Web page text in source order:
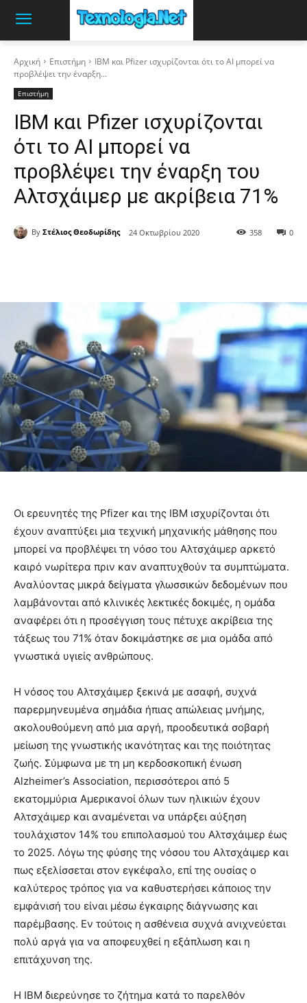
Αρχική Επιστήμη
IBM και Pfizer ισχυρίζονται ότι το AI μπορεί να
προβλέψει την έναρξη...
Επιστήμη
IBM και Pfizer ισχυρίζονται
ότι το AI μπορεί να
προβλέψει την έναρξη του
Αλτσχάιμερ με ακρίβεια 71%
By Στέλιος Θεοδωρίδης 24 Οκτωβρίου 2020 0
358
Οι ερευνητές της Pfizer και της IBM ισχυρίζονται ότι
έχουν αναπτύξει μια τεχνική μηχανικής μάθησης που
μπορεί να προβλέψει τη νόσο του Αλτσχάιμερ αρκετό
καιρό νωρίτερα πριν καν αναπτυχθούν τα συμπτώματα.
Αναλύοντας μικρά δείγματα γλωσσικών δεδομένων που
λαμβάνονται από κλινικές λεκτικές δοκιμές, η ομάδα
αναφέρει ότι η προσέγγιση τους πέτυχε ακρίβεια της
τάξεως του 71% όταν δοκιμάστηκε σε μια ομάδα από
γνωστικά υγιείς ανθρώπους.
Η νόσος του Αλτσχάιμερ ξεκινά με ασαφή, συχνά
παρερμηνευμένα σημάδια ήπιας απώλειας μνήμης,
ακολουθούμενη από μια αργή, προοδευτικά σοβαρή
μείωση της γνωστικής ικανότητας και της ποιότητας
ζωής. Σύμφωνα με τη μη κερδοσκοπική ένωση
Alzheimer’s Association, περισσότεροι από 5
εκατομμύρια Αμερικανοί όλων των ηλικιών έχουν
Αλτσχάιμερ και αναμένεται να υπάρξει αύξηση
τουλάχιστον 14% του επιπολασμού του Αλτσχάιμερ έως
το 2025. Λόγω της φύσης της νόσου του Αλτσχάιμερ και
πως εξελίσσεται στον εγκέφαλο, επί της ουσίας ο
καλύτερος τρόπος για να καθυστερήσει κάποιος την
εμφάνισή του είναι μέσω έγκαιρης διάγνωσης και
παρέμβασης. Εν τούτοις η ασθένεια συχνά ανιχνεύεται
πολύ αργά για να αποφευχθεί η εξάπλωση και η
επιτάχυνση της.
Η IBM διερεύνησε το ζήτημα κατά το παρελθόν